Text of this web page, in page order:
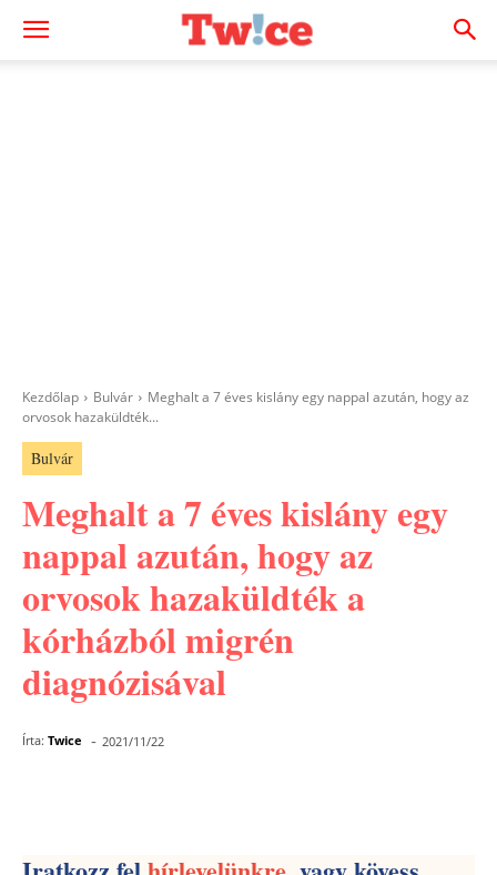
Kezdőlap Bulvár
Meghalt a 7 éves kislány egy nappal azután, hogy az
orvosok hazaküldték...
Bulvár
Meghalt a 7 éves kislány egy
nappal azután, hogy az
orvosok hazaküldték a
kórházból migrén
diagnózisával
Írta: Twice - 2021/11/22